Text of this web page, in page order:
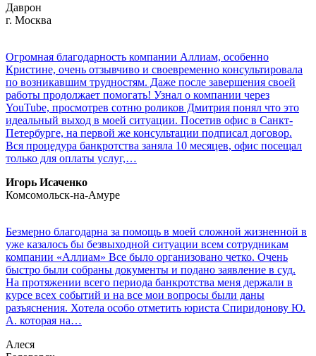
Даврон
г. Москва
Огромная благодарность компании Аллиам, особенно
Кристине, очень отзывчиво и своевременно консультировала
по возникавшим трудностям. Даже после завершения своей
работы продолжает помогать! Узнал о компании через
YouTube, просмотрев сотню роликов Дмитрия понял что это
идеальный выход в моей ситуации. Посетив офис в Санкт-
Петербурге, на первой же консультации подписал договор.
Вся процедура банкротства заняла 10 месяцев, офис посещал
только для оплаты услуг,…
Игорь Исаченко
Комсомольск-на-Амурe
Безмерно благодарна за помощь в моей сложной жизненной в
уже казалось бы безвыходной ситуации всем сотрудникам
компании «Аллиам» Все было организовано четко. Очень
быстро были собраны документы и подано заявление в суд.
На протяжении всего периода банкротства меня держали в
курсе всех событий и на все мои вопросы были даны
разъяснения. Хотела особо отметить юриста Спиридонову Ю.
А. которая на…
Алеся